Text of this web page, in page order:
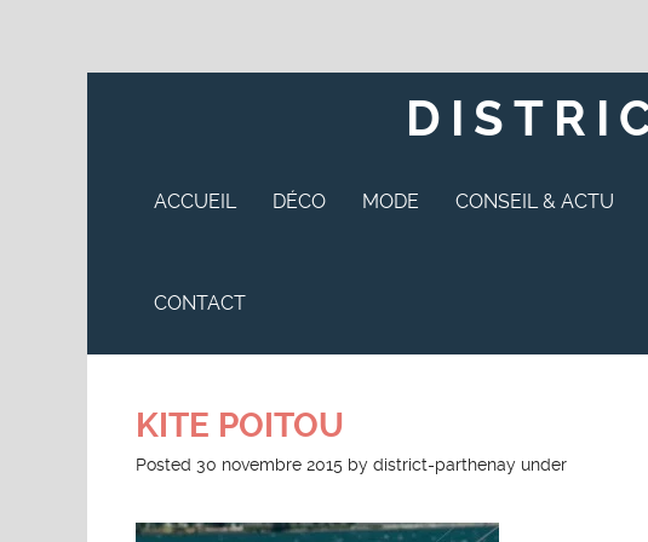
ACCUEIL DÉCO MODE CONSEIL & ACTU
CONTACT
KITE POITOU
Posted 30 novembre 2015 by district-parthenay under